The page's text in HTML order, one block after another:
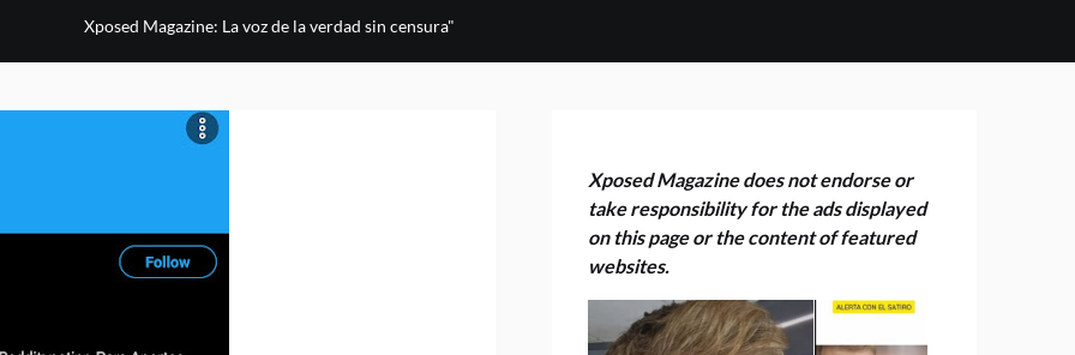
Xposed Magazine: La voz de la verdad sin censura"
Xposed Magazine does not endorse or
take responsibility for the ads displayed
on this page or the content of featured
websites.